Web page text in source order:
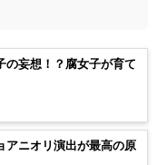
の妄想！？腐女子が育て
アニオリ演出が最高の原